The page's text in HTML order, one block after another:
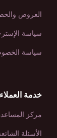
العروض
سياسة
سياسة
خدمة العملاء
مركز
الأسئلة